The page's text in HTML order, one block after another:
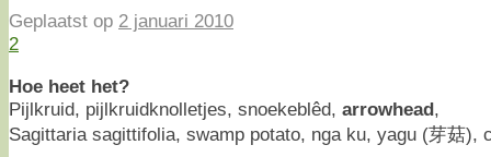
Geplaatst op 2 januari 2010
2
Hoe heet het?
Pijlkruid, pijlkruidknolletjes, snoekeblêd, arrowhead,
Sagittaria sagittifolia, swamp potato, nga ku, yagu (芽菇),